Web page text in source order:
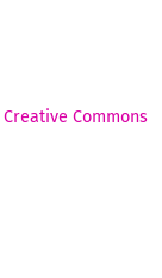
Creative Commons